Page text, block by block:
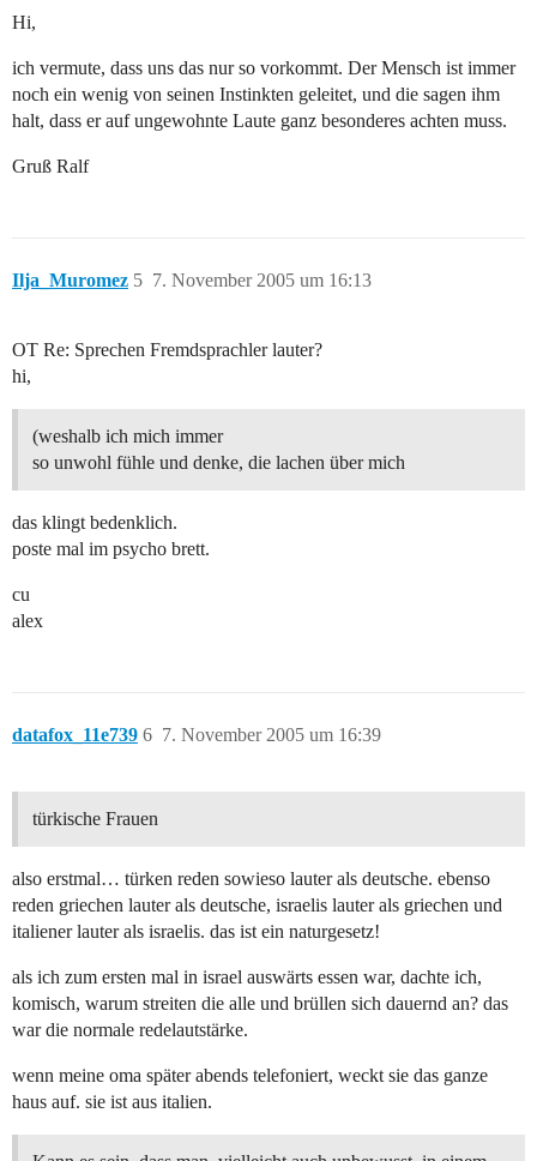
Hi,
ich vermute, dass uns das nur so vorkommt. Der Mensch ist immer
noch ein wenig von seinen Instinkten geleitet, und die sagen ihm
halt, dass er auf ungewohnte Laute ganz besonderes achten muss.
Gruß Ralf
Ilja_Muromez 7. November 2005 um 16:13
5
OT Re: Sprechen Fremdsprachler lauter?
hi,
(weshalb ich mich immer
so unwohl fühle und denke, die lachen über mich
das klingt bedenklich.
poste mal im psycho brett.
cu
alex
datafox_11e739 7. November 2005 um 16:39
6
türkische Frauen
also erstmal… türken reden sowieso lauter als deutsche. ebenso
reden griechen lauter als deutsche, israelis lauter als griechen und
italiener lauter als israelis. das ist ein naturgesetz!
als ich zum ersten mal in israel auswärts essen war, dachte ich,
komisch, warum streiten die alle und brüllen sich dauernd an? das
war die normale redelautstärke.
wenn meine oma später abends telefoniert, weckt sie das ganze
haus auf. sie ist aus italien.